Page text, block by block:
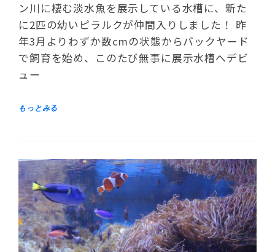
ン川に棲む淡水魚を展示している水槽に、新た
に2匹の幼いピラルクが仲間入りしました！ 昨
年3月よりわずか数cmの状態からバックヤード
で飼育を始め、このたび無事に展示水槽へデビ
ュー